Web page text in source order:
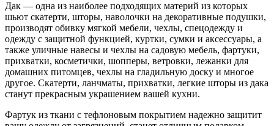
Дак — одна из наиболее подходящих материй из которых
шьют скатерти, шторы, наволочки на декоративные подушки,
производят обивку мягкой мебели, чехлы, спецодежду и
одежду с защитной функцией, куртки, сумки и аксессуары, а
также уличные навесы и чехлы на садовую мебель, фартуки,
прихватки, косметички, шопперы, ветровки, лежанки для
домашних питомцев, чехлы на гладильную доску и многое
другое. Скатерти, ланчматы, прихватки, легкие шторы из дака
станут прекрасным украшением вашей кухни.
Фартук из ткани с тефлоновым покрытием надежно защитит